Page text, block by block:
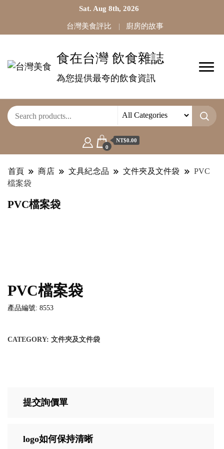
Sat. Aug 8th, 2026
台灣美食評比 廚房的故事
食在台灣 飲食雜誌
為您提供最夸的飲食資訊
0
NT$0.00
首頁 商店 文具紀念品 文件夾及文件袋
PVC
檔案袋
PVC檔案袋
PVC檔案袋
產品編號: 8553
CATEGORY: 文件夾及文件袋
提交詢價單
logo如何保持清晰